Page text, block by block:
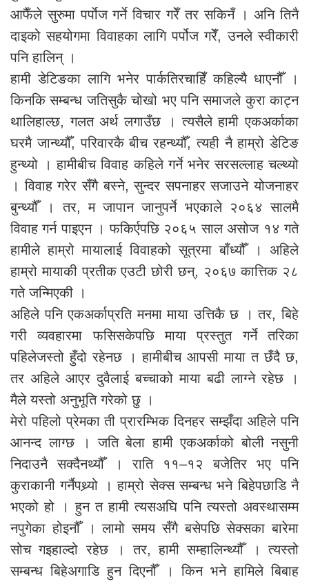
आफैँले सुरुमा पर्पाेज गर्ने विचार गरेँ तर सकिनँ । अनि तिनै
दाइको सहयोगमा विवाहका लागि पर्पोज गरेँ, उनले स्वीकारी
पनि हालिन् ।
हामी डेटिङका लागि भनेर पार्कतिरचाहिँ कहिल्यै धाएनौँ ।
किनकि सम्बन्ध जतिसुकै चोखो भए पनि समाजले कुरा काट्न
थालिहाल्छ, गलत अर्थ लगाउँछ । त्यसैले हामी एकअर्काका
घरमै जान्थ्यौँ, परिवारकै बीच रहन्थ्यौँ, त्यही नै हाम्रो डेटिङ
हुन्थ्यो । हामीबीच विवाह कहिले गर्ने भनेर सरसल्लाह चल्थ्यो
। विवाह गरेर सँगै बस्ने, सुन्दर सपनाहर सजाउने योजनाहर
बुन्थ्यौँ । तर, म जापान जानुपर्ने भएकाले २०६४ सालमै
विवाह गर्न पाइएन । फकिर्एपछि २०६५ साल असोज १४ गते
हामीले हाम्रो मायालाई विवाहको सूत्रमा बाँध्यौँ । अहिले
हाम्रो मायाकी प्रतीक एउटी छोरी छन्, २०६७ कात्तिक २८
गते जन्मिएकी ।
अहिले पनि एकअर्काप्रति मनमा माया उत्तिकै छ । तर, बिहे
गरी व्यवहारमा फसिसकेपछि माया प्रस्तुत गर्ने तरिका
पहिलेजस्तो हुँदो रहेनछ । हामीबीच आपसी माया त छँदै छ,
तर अहिले आएर दुवैलाई बच्चाको माया बढी लाग्ने रहेछ ।
मैले यस्तो अनुभूति गरेको छु ।
मेरो पहिलो प्रेमका ती प्रारम्भिक दिनहर सम्झँदा अहिले पनि
आनन्द लाग्छ । जति बेला हामी एकअर्काको बोली नसुनी
निदाउनै सक्दैनथ्यौँ । राति ११–१२ बजेतिर भए पनि
कुराकानी गर्नैपथ्र्यो । हाम्रो सेक्स सम्बन्ध भने बिहेपछाडि नै
भएको हो । हुन त हामी त्यसअघि पनि त्यस्तो अवस्थासम्म
नपुगेका होइनौँ । लामो समय सँगै बसेपछि सेक्सका बारेमा
सोच गइहाल्दो रहेछ । तर, हामी सम्हालिन्थ्यौँ । त्यस्तो
सम्बन्ध बिहेअगाडि हुन दिएनौँ । किन भने हामिले बिबाह